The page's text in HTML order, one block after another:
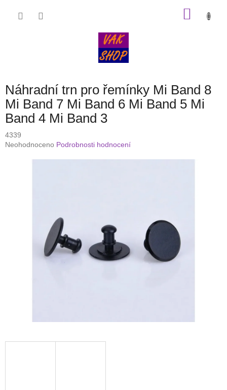
Náhradní trn pro řemínky Mi Band 8
Mi Band 7 Mi Band 6 Mi Band 5 Mi
Band 4 Mi Band 3
4339
Průměrné
Neohodnoceno Podrobnosti hodnocení